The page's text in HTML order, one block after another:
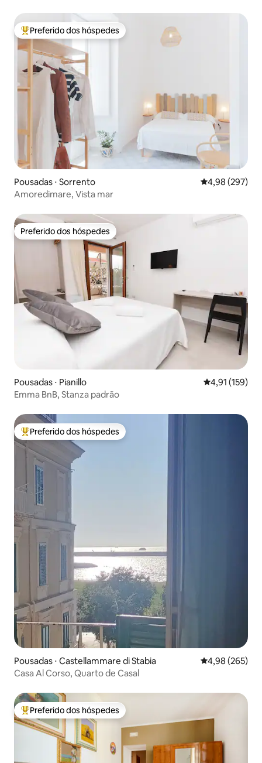
Entre os melhores preferidos dos hóspedes
Preferido dos hóspedes
Pousadas ⋅ Sorrento 4,98 de uma
4,98 (297)
Amoredimare, Vista mar
Preferido dos hóspedes
Preferido dos hóspedes
Pousadas ⋅ Pianillo 4,91 de uma
4,91 (159)
Emma BnB, Stanza padrão
Entre os melhores preferidos dos hóspedes
Preferido dos hóspedes
Pousadas ⋅ Castellammare di Stabia 4,98 de uma
4,98 (265)
Casa Al Corso, Quarto de Casal
Entre os melhores preferidos dos hóspedes
Preferido dos hóspedes